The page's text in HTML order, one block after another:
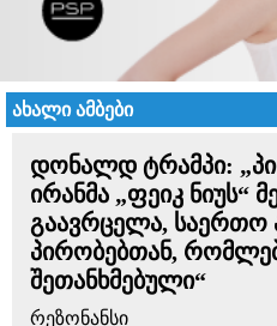
ახალი ამბები
დონალდ ტრამპი:
ირანმა „ფეიკ ნიუს“
გაავრცელა, საერთო
პირობებთან,
შეთანხმებული“
რეზონანსი